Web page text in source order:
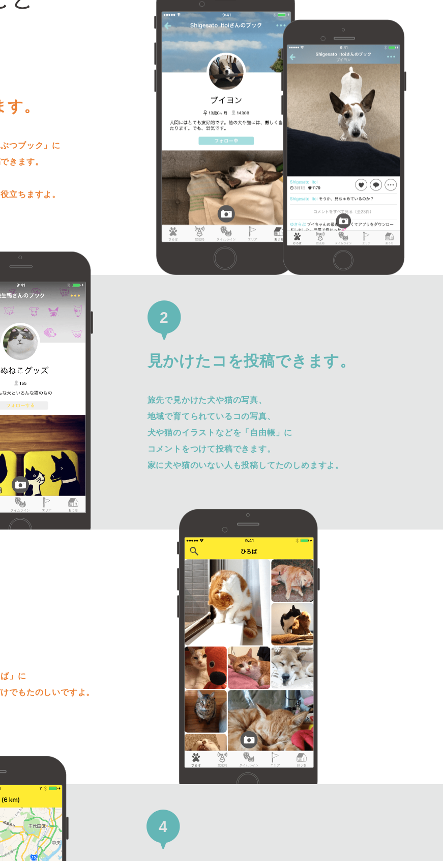
。
つブック」に
きます。
立ちますよ。
2
見かけたコを投稿できます。
旅先で見かけた犬や猫の写真、
地域で育てられているコの写真、
犬や猫のイラストなどを「自由帳」に
コメントをつけて投稿できます。
家に犬や猫のいない人も投稿してたのしめますよ。
」に
でもたのしいですよ。
4